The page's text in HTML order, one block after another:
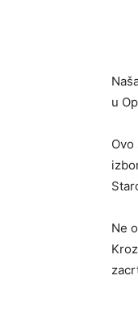
u
Ne